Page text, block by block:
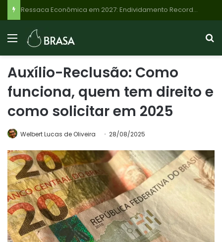
Auxílio-Reclusão: Como
funciona, quem tem direito e
como solicitar em 2025
Welbert Lucas de Oliveira 28/08/2025